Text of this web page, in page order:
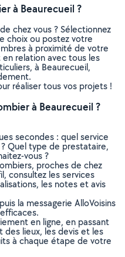
à Beaurecueil ?
chez vous ? Sélectionnez
choix ou postez votre
à proximité de votre
en relation avec tous les
à Beaurecueil,
réaliser tous vos projets !
à Beaurecueil ?
secondes : quel service
Quel type de prestataire,
vous ?
proches de chez
consultez les services
les notes et avis
la messagerie AlloVoisins
en ligne, en passant
des lieux, les devis et les
à chaque étape de votre